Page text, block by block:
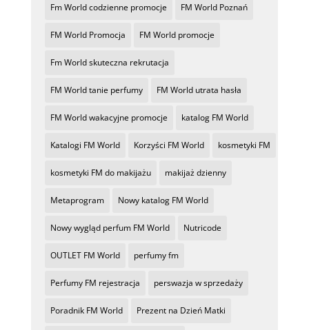
Fm World codzienne promocje FM World Poznań
FM World Promocja FM World promocje
Fm World skuteczna rekrutacja
FM World tanie perfumy FM World utrata hasła
FM World wakacyjne promocje katalog FM World
Katalogi FM World Korzyści FM World kosmetyki FM
kosmetyki FM do makijażu makijaż dzienny
Metaprogram Nowy katalog FM World
Nowy wygląd perfum FM World Nutricode
OUTLET FM World perfumy fm
Perfumy FM rejestracja perswazja w sprzedaży
Poradnik FM World Prezent na Dzień Matki